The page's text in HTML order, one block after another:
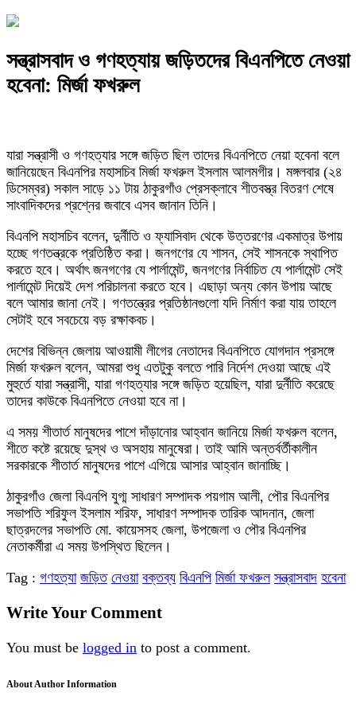
সন্ত্রাসবাদ ও গণহত্যায় জড়িতদের বিএনপিতে নেওয়া
হবেনা: মির্জা ফখরুল
যারা সন্ত্রাসী ও গণহত্যার সঙ্গে জড়িত ছিল তাদের বিএনপিতে নেয়া হবেনা বলে
জানিয়েছেন বিএনপির মহাসচিব মির্জা ফখরুল ইসলাম আলমগীর। মঙ্গলবার (২৪
ডিসেম্বর) সকাল সাড়ে ১১ টায় ঠাকুরগাঁও প্রেসক্লাবে শীতবস্ত্র বিতরণ শেষে
সাংবাদিকদের প্রশ্নের জবাবে এসব জানান তিনি।
বিএনপি মহাসচিব বলেন, দুর্নীতি ও ফ্যাসিবাদ থেকে উত্তরণের একমাত্র উপায়
হচ্ছে গণতন্ত্রকে প্রতিষ্ঠিত করা। জনগণের যে শাসন, সেই শাসনকে স্থাপিত
করতে হবে। অর্থাৎ জনগণের যে পার্লামেন্ট, জনগণের নির্বাচিত যে পার্লামেন্ট সেই
পার্লামেন্ট দিয়েই দেশ পরিচালনা করতে হবে। এছাড়া অন্য কোন উপায় আছে
বলে আমার জানা নেই। গণতন্ত্রের প্রতিষ্ঠানগুলো যদি নির্মাণ করা যায় তাহলে
সেটাই হবে সবচেয়ে বড় রক্ষাকবচ।
দেশের বিভিন্ন জেলায় আওয়ামী লীগের নেতাদের বিএনপিতে যোগদান প্রসঙ্গে
মির্জা ফখরুল বলেন, আমরা শুধু এতটুকু বলতে পারি নির্দেশ দেওয়া আছে এই
মুহুর্তে যারা সন্ত্রাসী, যারা গণহত্যার সঙ্গে জড়িত হয়েছিল, যারা দুর্নীতি করেছে
তাদের কাউকে বিএনপিতে নেওয়া হবে না।
এ সময় শীতার্ত মানুষদের পাশে দাঁড়ানোর আহ্বান জানিয়ে মির্জা ফখরুল বলেন,
শীতে কষ্টে রয়েছে দুস্থ ও অসহায় মানুষেরা। তাই আমি অন্তর্বর্তীকালীন
সরকারকে শীতার্ত মানুষদের পাশে এগিয়ে আসার আহ্বান জানাচ্ছি।
ঠাকুরগাঁও জেলা বিএনপি যুগ্ম সাধারণ সম্পাদক পয়গাম আলী, পৌর বিএনপির
সভাপতি শরিফুল ইসলাম শরিফ, সাধারণ সম্পাদক তারিক আদনান, জেলা
ছাত্রদলের সভাপতি মো. কায়েসসহ জেলা, উপজেলা ও পৌর বিএনপির
নেতাকর্মীরা এ সময় উপস্থিত ছিলেন।
Tag : গণহত্যা জড়িত নেওয়া বক্তব্য বিএনপি মির্জা ফখরুল সন্ত্রাসবাদ হবেনা
Write Your Comment
You must be logged in to post a comment.
About Author Information